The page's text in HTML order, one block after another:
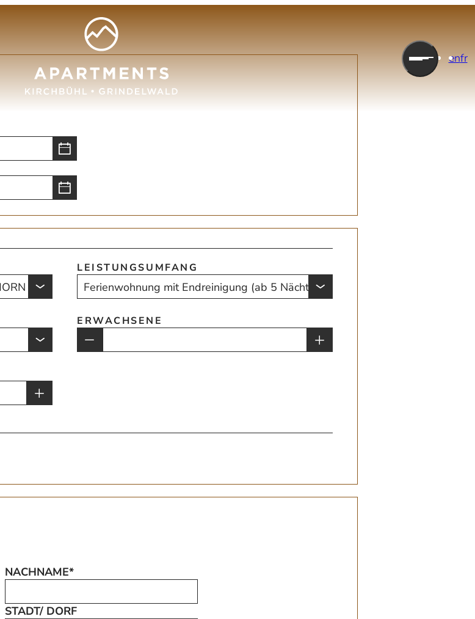
enfr
LEISTUNGSUMFANG
ERWACHSENE
NACHNAME*
STADT/ DORF